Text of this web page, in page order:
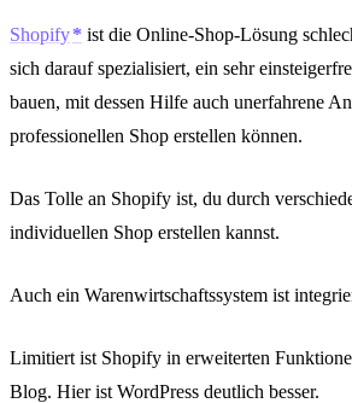
Shopify
ist die Online-Shop-Lösung
sich darauf spezialisiert, ein sehr
bauen, mit dessen Hilfe auch unerfahrene
professionellen Shop erstellen können.
Das Tolle an Shopify ist, du durch
individuellen Shop erstellen kannst.
Auch ein Warenwirtschaftssystem ist
Limitiert ist Shopify in erweiterten
Blog. Hier ist WordPress deutlich besser.